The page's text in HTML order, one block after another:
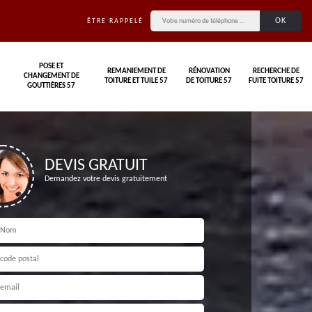
ÊTRE RAPPELÉ
POSE ET
CHANGEMENT DE
GOUTTIÈRES 57
REMANIEMENT DE
TOITURE ET TUILE 57
RÉNOVATION
DE TOITURE 57
RECHERCHE DE
FUITE TOITURE 57
DEVIS GRATUIT
Demandez votre devis gratuitement